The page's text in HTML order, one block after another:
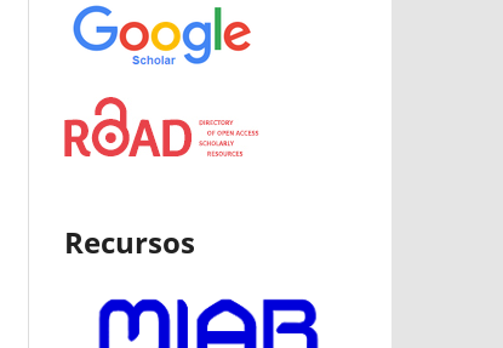
Recursos